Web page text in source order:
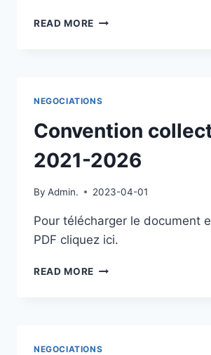
READ MORE À
NEGOCIATIONS
Convention
2021-2026
By Admin. 2023-04-01
Pour télécharger le document
PDF cliquez ici.
READ MORE CONVENTION
NEGOCIATIONS